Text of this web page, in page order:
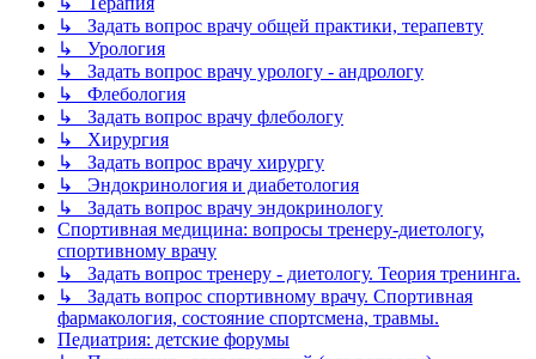
↳ Задать вопрос врачу общей практики, терапевту
↳ Урология
↳ Задать вопрос врачу урологу - андрологу
↳ Флебология
↳ Задать вопрос врачу флебологу
↳ Хирургия
↳ Задать вопрос врачу хирургу
↳ Эндокринология и диабетология
↳ Задать вопрос врачу эндокринологу
Спортивная медицина: вопросы тренеру-диетологу,
спортивному врачу
↳ Задать вопрос тренеру - диетологу. Теория тренинга.
↳ Задать вопрос спортивному врачу. Спортивная
фармакология, состояние спортсмена, травмы.
Педиатрия: детские форумы